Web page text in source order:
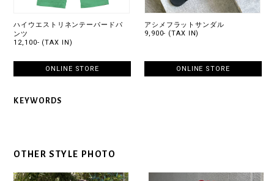
ハイウエストリネンテーパードパ
ンツ
12,100- (TAX IN)
ONLINE STORE
アシメフラットサンダル
9,900- (TAX IN)
ONLINE STORE
KEYWORDS
OTHER STYLE PHOTO